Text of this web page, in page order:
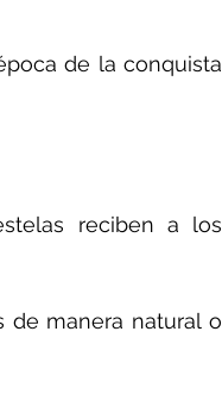
de la conquista
reciben a los
de manera natural o